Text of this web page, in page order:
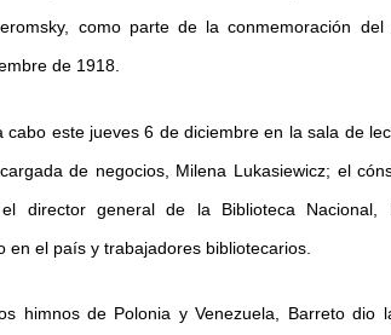
como parte de la conmemoración
de 1918.
cabo este jueves 6 de diciembre en la sala de
de negocios, Milena Lukasiewicz; el
el director general de la Biblioteca
en el país y trabajadores bibliotecarios.
himnos de Polonia y Venezuela, Barreto